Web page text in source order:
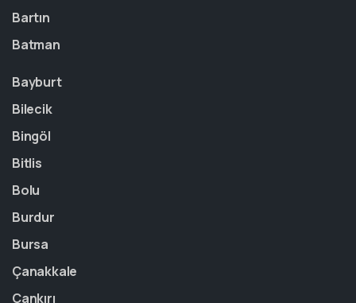
Bartın
Batman
Bayburt
Bilecik
Bingöl
Bitlis
Bolu
Burdur
Bursa
Çanakkale
Çankırı